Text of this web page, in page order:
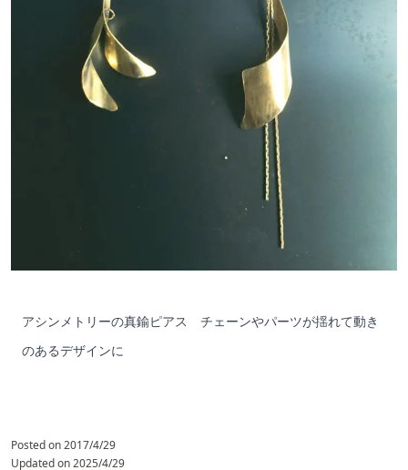
アシンメトリーの真鍮ピアス チェーンやパーツが揺れて動き
のあるデザインに
Posted on2017/4/29
Updated on2025/4/29